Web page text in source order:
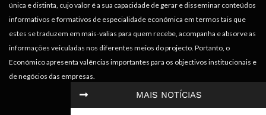
MAIS NOTÍCIAS
única e distinta, cujo valor é a sua capacidade de gerar e disseminar conteúdos
informativos e formativos de especialidade económica em termos tais que
estes se traduzem em mais-valias para quem recebe, acompanha e absorve as
informações veiculadas nos diferentes meios do projecto. Portanto, o
Económico apresenta valências importantes para os objectivos institucionais e
de negócios das empresas.